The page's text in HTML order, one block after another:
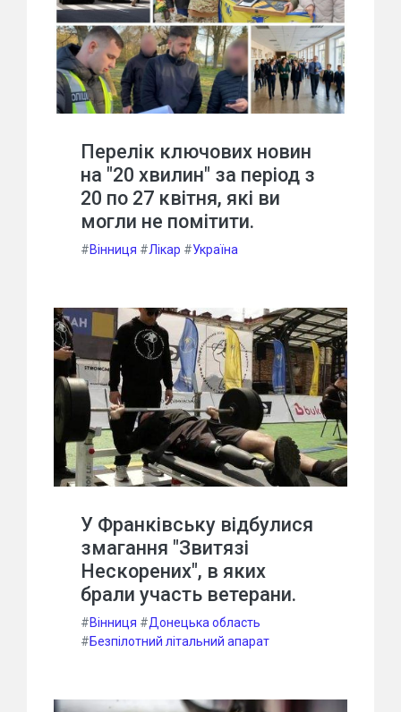
Перелік ключових новин
на "20 хвилин" за період з
20 по 27 квітня, які ви
могли не помітити.
#Вінниця #Лікар #Україна
У Франківську відбулися
змагання "Звитязі
Нескорених", в яких
брали участь ветерани.
#Вінниця #Донецька область
#Безпілотний літальний апарат